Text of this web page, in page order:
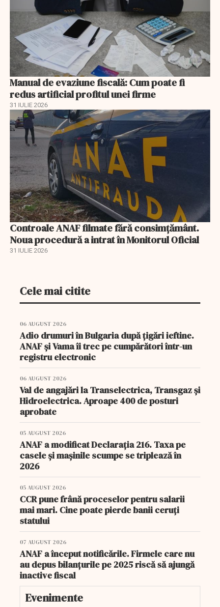
Manual de evaziune fiscală: Cum poate fi
redus artificial profitul unei firme
31 IULIE 2026
Controale ANAF filmate fără consimțământ.
Noua procedură a intrat în Monitorul Oficial
31 IULIE 2026
Cele mai citite
06 AUGUST 2026
Adio drumuri în Bulgaria după țigări ieftine.
ANAF și Vama îi trec pe cumpărători într-un
registru electronic
06 AUGUST 2026
Val de angajări la Transelectrica, Transgaz și
Hidroelectrica. Aproape 400 de posturi
aprobate
05 AUGUST 2026
ANAF a modificat Declarația 216. Taxa pe
casele și mașinile scumpe se triplează în
2026
05 AUGUST 2026
CCR pune frână proceselor pentru salarii
mai mari. Cine poate pierde banii ceruți
statului
07 AUGUST 2026
ANAF a început notificările. Firmele care nu
au depus bilanțurile pe 2025 riscă să ajungă
inactive fiscal
Evenimente